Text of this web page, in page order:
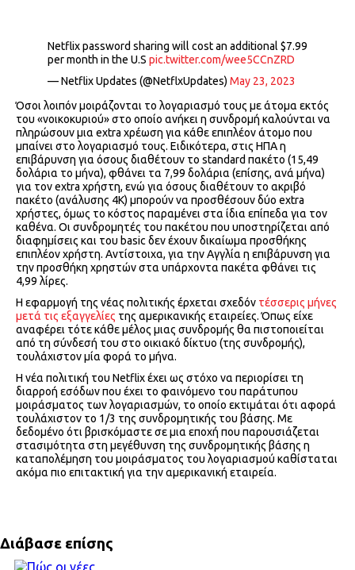
Netflix password sharing will cost an additional $7.99
per month in the U.S pic.twitter.com/wee5CCnZRD
— Netflix Updates (@NetflxUpdates) May 23, 2023
Όσοι λοιπόν μοιράζονται το λογαριασμό τους με άτομα εκτός
του «νοικοκυριού» στο οποίο ανήκει η συνδρομή καλούνται να
πληρώσουν μια extra χρέωση για κάθε επιπλέον άτομο που
μπαίνει στο λογαριασμό τους. Ειδικότερα, στις ΗΠΑ η
επιβάρυνση για όσους διαθέτουν το standard πακέτο (15,49
δολάρια το μήνα), φθάνει τα 7,99 δολάρια (επίσης, ανά μήνα)
για τον extra χρήστη, ενώ για όσους διαθέτουν το ακριβό
πακέτο (ανάλυσης 4Κ) μπορούν να προσθέσουν δύο extra
χρήστες, όμως το κόστος παραμένει στα ίδια επίπεδα για τον
καθένα. Οι συνδρομητές του πακέτου που υποστηρίζεται από
διαφημίσεις και του basic δεν έχουν δικαίωμα προσθήκης
επιπλέον χρήστη. Αντίστοιχα, για την Αγγλία η επιβάρυνση για
την προσθήκη χρηστών στα υπάρχοντα πακέτα φθάνει τις
4,99 λίρες.
Η εφαρμογή της νέας πολιτικής έρχεται σχεδόν τέσσερις μήνες
μετά τις εξαγγελίες της αμερικανικής εταιρείες. Όπως είχε
αναφέρει τότε κάθε μέλος μιας συνδρομής θα πιστοποιείται
από τη σύνδεσή του στο οικιακό δίκτυο (της συνδρομής),
τουλάχιστον μία φορά το μήνα.
Η νέα πολιτική του Netflix έχει ως στόχο να περιορίσει τη
διαρροή εσόδων που έχει το φαινόμενο του παράτυπου
μοιράσματος των λογαριασμών, το οποίο εκτιμάται ότι αφορά
τουλάχιστον το 1/3 της συνδρομητικής του βάσης. Με
δεδομένο ότι βρισκόμαστε σε μια εποχή που παρουσιάζεται
στασιμότητα στη μεγέθυνση της συνδρομητικής βάσης η
καταπολέμηση του μοιράσματος του λογαριασμού καθίσταται
ακόμα πιο επιτακτική για την αμερικανική εταιρεία.
Διάβασε επίσης